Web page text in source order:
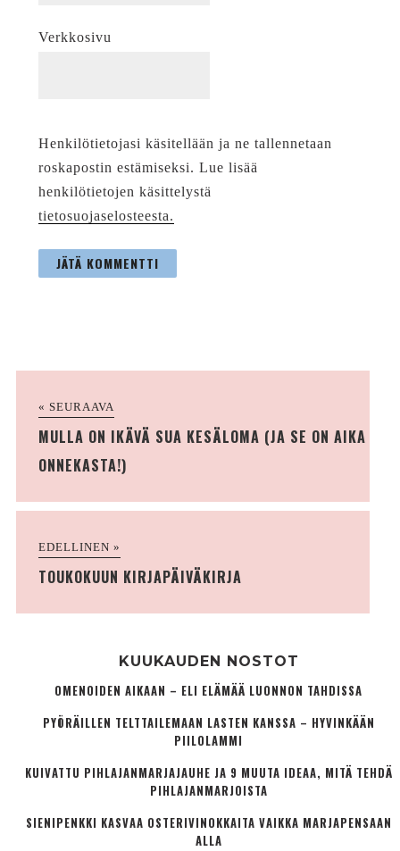
Verkkosivu
Henkilötietojasi käsitellään ja ne tallennetaan
roskapostin estämiseksi. Lue lisää
henkilötietojen käsittelystä
tietosuojaselosteesta.
« SEURAAVA
MULLA ON IKÄVÄ SUA KESÄLOMA (JA SE ON AIKA
ONNEKASTA!)
EDELLINEN »
TOUKOKUUN KIRJAPÄIVÄKIRJA
KUUKAUDEN NOSTOT
OMENOIDEN AIKAAN – ELI ELÄMÄÄ LUONNON TAHDISSA
PYÖRÄILLEN TELTTAILEMAAN LASTEN KANSSA – HYVINKÄÄN
PIILOLAMMI
KUIVATTU PIHLAJANMARJAJAUHE JA 9 MUUTA IDEAA, MITÄ TEHDÄ
PIHLAJANMARJOISTA
SIENIPENKKI KASVAA OSTERIVINOKKAITA VAIKKA MARJAPENSAAN
ALLA